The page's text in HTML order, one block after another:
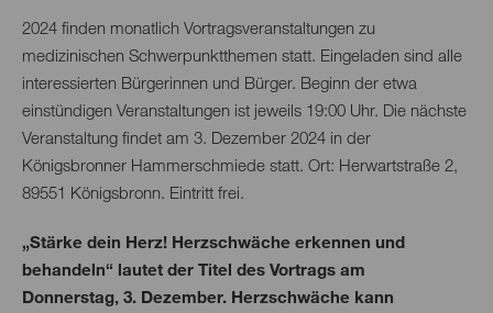
2024 finden monatlich Vortragsveranstaltungen zu
medizinischen Schwerpunktthemen statt. Eingeladen sind alle
interessierten Bürgerinnen und Bürger. Beginn der etwa
einstündigen Veranstaltungen ist jeweils 19:00 Uhr. Die nächste
Veranstaltung findet am 3. Dezember 2024 in der
Königsbronner Hammerschmiede statt. Ort: Herwartstraße 2,
89551 Königsbronn. Eintritt frei.
„Stärke dein Herz! Herzschwäche erkennen und
behandeln“ lautet der Titel des Vortrags am
Donnerstag, 3. Dezember. Herzschwäche kann